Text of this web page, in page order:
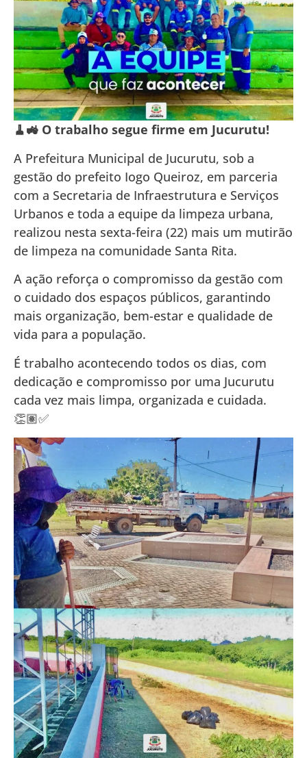
🧹🚜 O trabalho segue firme em Jucurutu!
A Prefeitura Municipal de Jucurutu, sob a
gestão do prefeito Iogo Queiroz, em parceria
com a Secretaria de Infraestrutura e Serviços
Urbanos e toda a equipe da limpeza urbana,
realizou nesta sexta-feira (22) mais um mutirão
de limpeza na comunidade Santa Rita.
A ação reforça o compromisso da gestão com
o cuidado dos espaços públicos, garantindo
mais organização, bem-estar e qualidade de
vida para a população.
É trabalho acontecendo todos os dias, com
dedicação e compromisso por uma Jucurutu
cada vez mais limpa, organizada e cuidada.
👏🏽✅